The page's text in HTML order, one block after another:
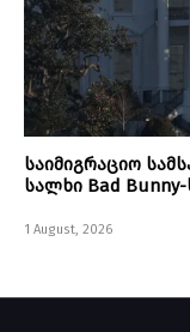
საიმიგრაციო
სალხი Bad
1 August, 2026